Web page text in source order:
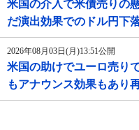
米国の介入で米債売りの
だ演出効果でのドル円下
2026年08月03日(月)13:51公開
米国の助けでユーロ売り
もアナウンス効果もあり